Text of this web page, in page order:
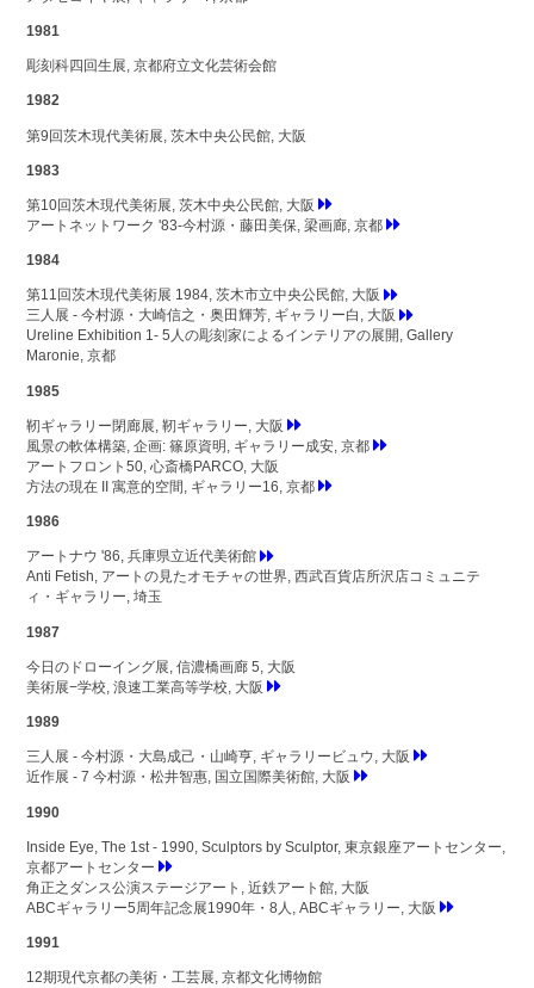
1981
彫刻科四回生展, 京都府立文化芸術会館
1982
第9回茨木現代美術展, 茨木中央公民館, 大阪
1983
第10回茨木現代美術展, 茨木中央公民館, 大阪
アートネットワーク '83-今村源・藤田美保, 梁画廊, 京都
1984
第11回茨木現代美術展 1984, 茨木市立中央公民館, 大阪
三人展 - 今村源・大崎信之・奥田輝芳, ギャラリー白, 大阪
Ureline Exhibition 1- 5人の彫刻家によるインテリアの展開, Gallery
Maronie, 京都
1985
靭ギャラリー閉廊展, 靭ギャラリー, 大阪
風景の軟体構築, 企画: 篠原資明, ギャラリー成安, 京都
アートフロント50, 心斎橋PARCO, 大阪
方法の現在 II 寓意的空間, ギャラリー16, 京都
1986
アートナウ '86, 兵庫県立近代美術館
Anti Fetish, アートの見たオモチャの世界, 西武百貨店所沢店コミュニテ
ィ・ギャラリー, 埼玉
1987
今日のドローイング展, 信濃橋画廊 5, 大阪
美術展−学校, 浪速工業高等学校, 大阪
1989
三人展 - 今村源・大島成己・山崎亨, ギャラリービュウ, 大阪
近作展 - 7 今村源・松井智惠, 国立国際美術館, 大阪
1990
Inside Eye, The 1st - 1990, Sculptors by Sculptor, 東京銀座アートセンター,
京都アートセンター
角正之ダンス公演ステージアート, 近鉄アート館, 大阪
ABCギャラリー5周年記念展1990年・8人, ABCギャラリー, 大阪
1991
12期現代京都の美術・工芸展, 京都文化博物館